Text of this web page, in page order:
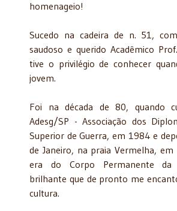
homenageio!
Sucedo na cadeira de n. 51,
saudoso e querido Acadêmico
tive o privilégio de conhecer
jovem.
Foi na década de 80, quando
Adesg/SP - Associação dos
Superior de Guerra, em 1984 e
de Janeiro, na praia Vermelha, em
era do Corpo Permanente da
brilhante que de pronto me
cultura.